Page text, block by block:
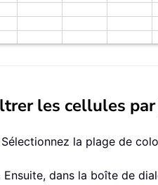
les cellules
Sélectionnez la plage de
Ensuite, dans la boîte de